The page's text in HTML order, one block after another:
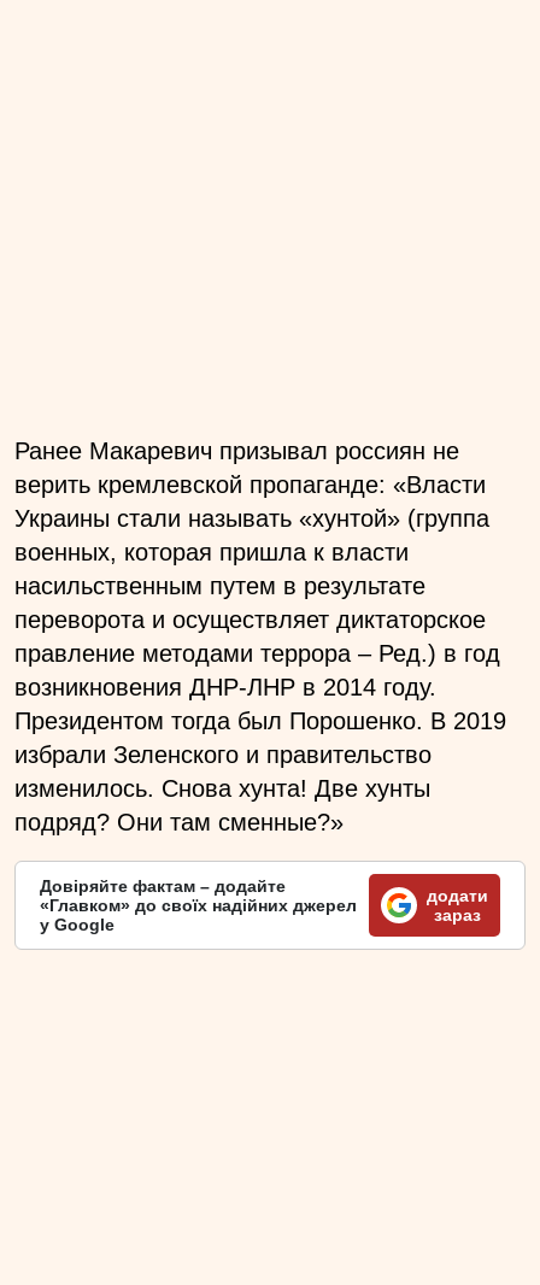
Ранее Макаревич призывал россиян не
верить кремлевской пропаганде: «Власти
Украины стали называть «хунтой» (группа
военных, которая пришла к власти
насильственным путем в результате
переворота и осуществляет диктаторское
правление методами террора – Ред.) в год
возникновения ДНР-ЛНР в 2014 году.
Президентом тогда был Порошенко. В 2019
избрали Зеленского и правительство
изменилось. Снова хунта! Две хунты
подряд? Они там сменные?»
Довіряйте фактам – додайте
«Главком» до своїх надійних джерел
у Google
додати
зараз